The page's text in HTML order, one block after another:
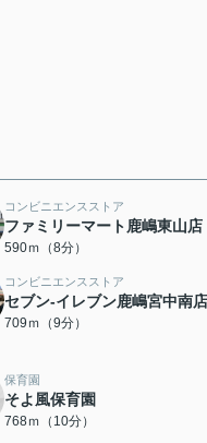
コンビニエンスストア
ファミリーマート鹿嶋東山店
590ｍ（8分）
コンビニエンスストア
セブン-イレブン鹿嶋宮中南店
709ｍ（9分）
保育園
そよ風保育園
768ｍ（10分）